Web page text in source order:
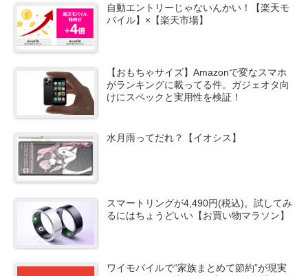
自動エントリーじゃないんかい！【楽天モ
バイル】×【楽天市場】
【おもちゃサイズ】Amazonで変なスマホ
がランキングに載ってる件。ガジェオタ向
けにスペックと実用性を検証！
水月雨ってだれ？【イオシス】
スマートリングが4,490円(税込)。試してみ
るにはちょうどいい【お買い物マラソン】
ワイモバイルで“家族まとめて節約”が現実